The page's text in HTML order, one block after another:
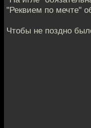
"Реквием по мечте"
Чтобы не поздно